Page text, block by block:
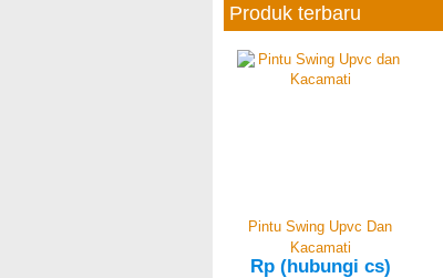
Produk terbaru
Pintu Swing Upvc Dan
Kacamati
Rp (hubungi cs)